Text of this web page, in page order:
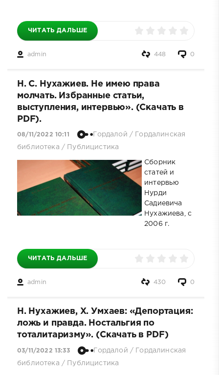
ЧИТАТЬ ДАЛЬШЕ
admin 0
448
Н. С. Нухажиев. Не имею права
молчать. Избранные статьи,
выступления, интервью». (Скачать в
PDF).
08/11/2022 10:11 Гордалой / Гордалинская
библиотека / Публицистика
Сборник
статей и
интервью
Нурди
Садиевича
Нухажиева, с
2006 г.
ЧИТАТЬ ДАЛЬШЕ
admin 0
430
Н. Нухажиев, Х. Умхаев: «Депортация:
ложь и правда. Ностальгия по
тоталитаризму». (Скачать в PDF)
03/11/2022 13:33 Гордалой / Гордалинская
библиотека / Публицистика